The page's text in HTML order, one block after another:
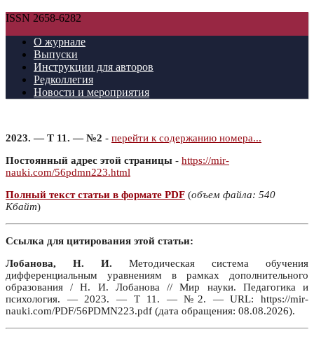
ISSN 2658-6282
О журнале
Выпуски
Инструкции для авторов
Редколлегия
Новости и мероприятия
2023. — Т 11. — №2 - перейти к содержанию номера...
Постоянный адрес этой страницы - https://mir-
nauki.com/56pdmn223.html
Полный текст статьи в формате PDF (объем файла: 540
Кбайт)
Ссылка для цитирования этой статьи:
Лобанова, Н. И. Методическая система обучения
дифференциальным уравнениям в рамках дополнительного
образования / Н. И. Лобанова // Мир науки. Педагогика и
психология. — 2023. — Т 11. — №2. — URL: https://mir-
nauki.com/PDF/56PDMN223.pdf (дата обращения: 08.08.2026).